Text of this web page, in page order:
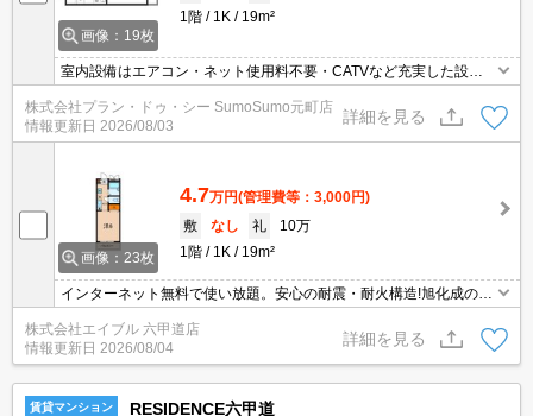
画像：19枚
1階 1K 19m²
室内設備はエアコン・ネット使用料不要・CATVなど充実した設備
となっています。キッチンにIHクッキングヒーターが付いていま
す。上着やズボンなども折り畳まずに収納できるクロゼットのある
株式会社プラン・ドゥ・シー SumoSumo元町店
情報更新日 2026/08/03
詳細を見る
画像：23枚
4.7万円(管理費等：3,000円)
敷
なし 礼
10万
1階
1K 19m²
インターネット無料で使い放題。安心の耐震・耐火構造!旭化成のヘ
す。スーパーへ400m。バス・トイレ別。
株式会社エイブル 六甲道店
情報更新日 2026/08/04
詳細を見る
賃貸マンション RESIDENCE六甲道